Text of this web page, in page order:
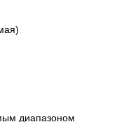
диапазоном